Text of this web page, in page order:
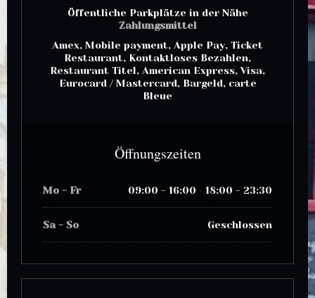
Öffentliche Parkplätze in der Nähe
Zahlungsmittel
Amex, Mobile payment, Apple Pay, Ticket
Restaurant, Kontaktloses Bezahlen,
Restaurant Titel, American Express, Visa,
Eurocard / Mastercard, Bargeld, carte
Bleue
Öffnungszeiten
Mo - Fr 09:00 - 16:00 • 18:00 - 23:30
Sa- So Geschlossen